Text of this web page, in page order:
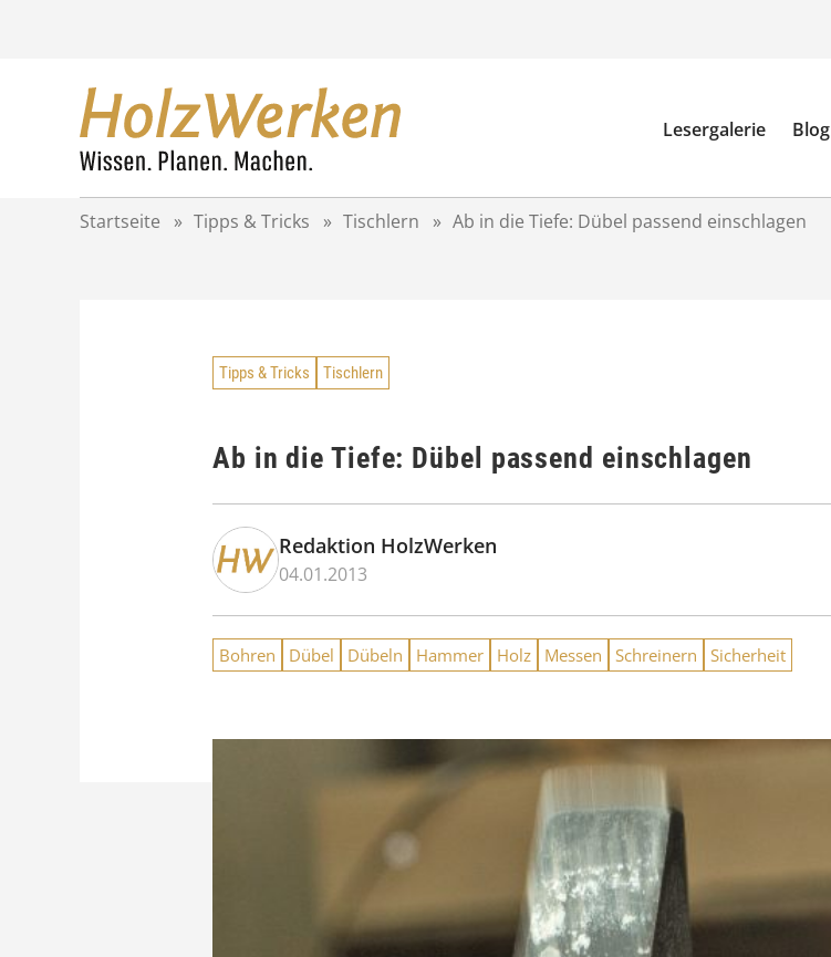
Lesergalerie Blog
Startseite » Tipps & Tricks » Tischlern » Ab in die Tiefe: Dübel passend einschlagen
Tipps & Tricks Tischlern
Ab in die Tiefe: Dübel passend einschlagen
Redaktion HolzWerken
04.01.2013
Bohren Dübel Dübeln Hammer Holz Messen Schreinern Sicherheit